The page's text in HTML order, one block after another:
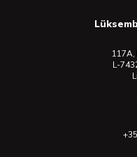
117A,
L-